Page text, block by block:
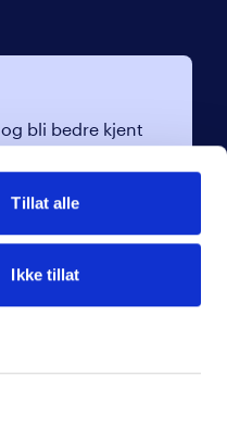
Tillat alle
Ikke tillat
bli bedre kjent
Send